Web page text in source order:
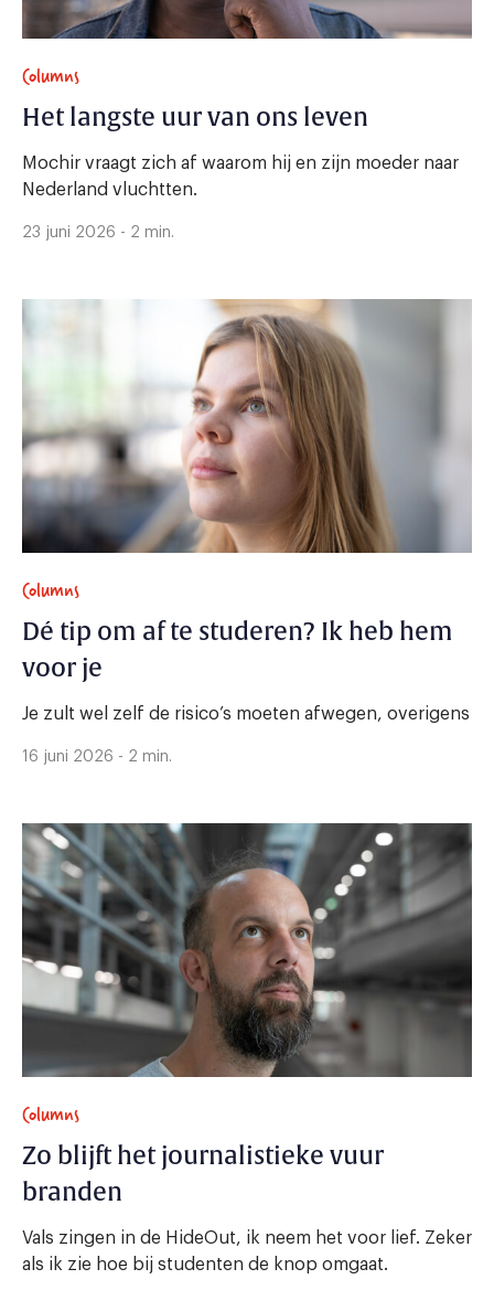
Columns
Het langste uur van ons leven
Mochir vraagt zich af waarom hij en zijn moeder naar
Nederland vluchtten.
23 juni 2026 - 2 min.
Columns
Dé tip om af te studeren? Ik heb hem
voor je
Je zult wel zelf de risico’s moeten afwegen, overigens
16 juni 2026 - 2 min.
Columns
Zo blijft het journalistieke vuur
branden
Vals zingen in de HideOut, ik neem het voor lief. Zeker
als ik zie hoe bij studenten de knop omgaat.